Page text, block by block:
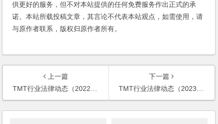
供更好的服务，但不对本站提供的任何免费服务作出正式的承
诺。本站所载投稿文章，其言论不代表本站观点，如需使用，请
与原作者联系，版权归原作者所有。
上一篇
TMT行业法律动态（2022年第三季度/总第21期）
下一篇
TMT行业法律动态（2023年第一季度/总第23期）